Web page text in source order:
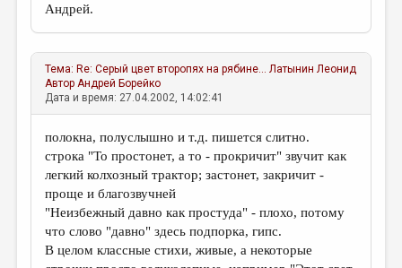
Андрей.
Тема: Re: Серый цвет второпях на рябине... Латынин Леонид
АвторАндрей Борейко
Дата и время: 27.04.2002, 14:02:41
полокна, полуслышно и т.д. пишется слитно.
строка "То простонет, а то - прокричит" звучит как
легкий колхозный трактор; застонет, закричит -
проще и благозвучней
"Неизбежный давно как простуда" - плохо, потому
что слово "давно" здесь подпорка, гипс.
В целом классные стихи, живые, а некоторые